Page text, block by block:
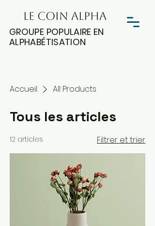
LE COIN ALPHA
GROUPE POPULAIRE EN
ALPHABÉTISATION
Accueil All Products
Tous les articles
12 articles Filtrer et trier